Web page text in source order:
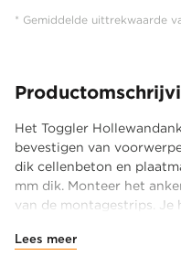
* Gemiddelde uittrekwaarde
Het Toggler
bevestigen van
dik cellenbeton en
mm dik. Monteer het
van de montagestrips.
52 mm? Dan past het
Lees meer